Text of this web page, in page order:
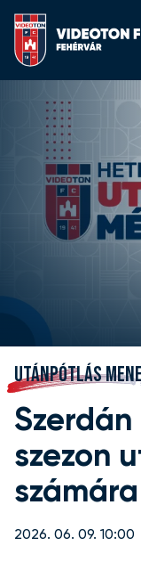
UTÁNPÓTLÁS
szezon
számára
2026. 06. 09. 10:00